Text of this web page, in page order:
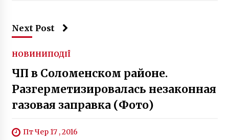
Next Post
НОВИНИПОДІЇ
ЧП в Соломенском районе.
Разгерметизировалась незаконная
газовая заправка (Фото)
Пт Чер 17 , 2016